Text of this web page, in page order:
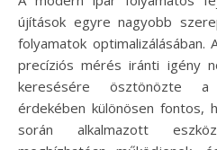
újítások egyre nagyobb
folyamatok optimalizálásában.
precíziós mérés iránti igény
keresésére ösztönözte a
érdekében különösen fontos,
során alkalmazott